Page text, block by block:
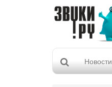
Новости